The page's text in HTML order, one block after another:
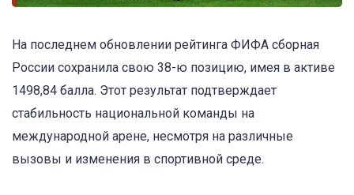
На последнем обновлении рейтинга ФИФА сборная
России сохранила свою 38-ю позицию, имея в активе
1498,84 балла. Этот результат подтверждает
стабильность национальной команды на
международной арене, несмотря на различные
вызовы и изменения в спортивной среде.